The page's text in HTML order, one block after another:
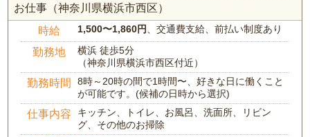
お仕事（神奈川県横浜市西区）
時給 1,500〜1,860円 、交通費支給、前払い制度あり
勤務地
横浜 徒歩5分
（神奈川県横浜市西区付近）
勤務時間
8時～20時の間で1時間〜、好きな日に働くこと
が可能です。(候補の日時から選択)
仕事内容
キッチン、トイレ、お風呂、洗面所、リビン
グ、その他のお掃除